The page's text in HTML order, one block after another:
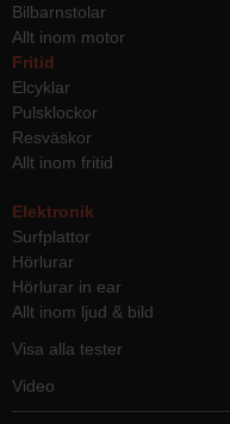
Bilbarnstolar
Allt inom motor
Fritid
Elcyklar
Pulsklockor
Resväskor
Allt inom fritid
Elektronik
Surfplattor
Hörlurar
Hörlurar in ear
Allt inom ljud & bild
Visa alla tester
Video